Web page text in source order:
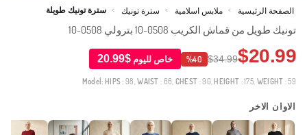
الصفحة الرئيسية > ملابس اسلامية > سترة تونيك > سترة تونيك طويلة
تونيك طويل من قماش الكريب 0508-10 بترولي 0508-10
$20.99
$34.99
%40 خاص لليوم $20.99
Model: HIPS: 98,WAIST : 66, CHEST : 90, HEIGHT : 175, WEIGHT : 59
الاوان الاخر